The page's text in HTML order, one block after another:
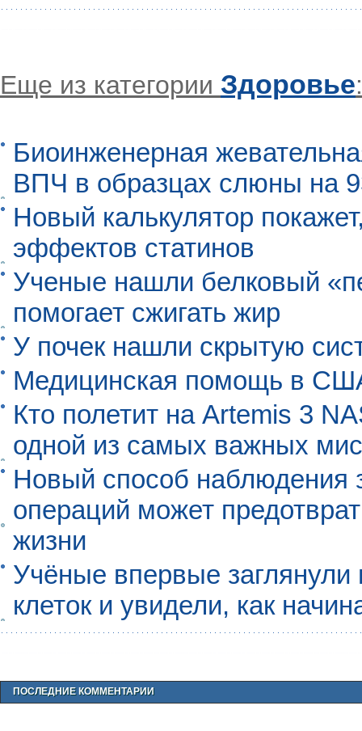
Еще из категории Здоровье:
Биоинженерная
ВПЧ в образцах слюны на
Новый калькулятор
эффектов статинов
Ученые нашли белковый
помогает сжигать жир
У почек нашли скрытую
Медицинская помощь в
Кто полетит на Artemis 3
одной из самых важных
Новый способ наблюдения
операций может
жизни
Учёные впервые
клеток и увидели, как
ПОСЛЕДНИЕ КОММЕНТАРИИ